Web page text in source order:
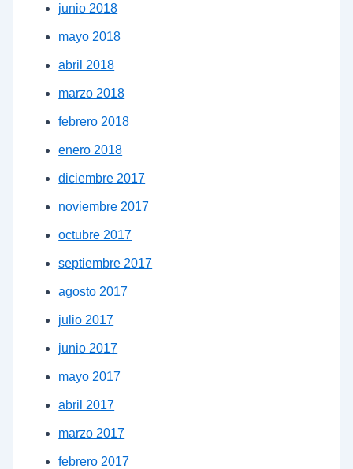
junio 2018
mayo 2018
abril 2018
marzo 2018
febrero 2018
enero 2018
diciembre 2017
noviembre 2017
octubre 2017
septiembre 2017
agosto 2017
julio 2017
junio 2017
mayo 2017
abril 2017
marzo 2017
febrero 2017